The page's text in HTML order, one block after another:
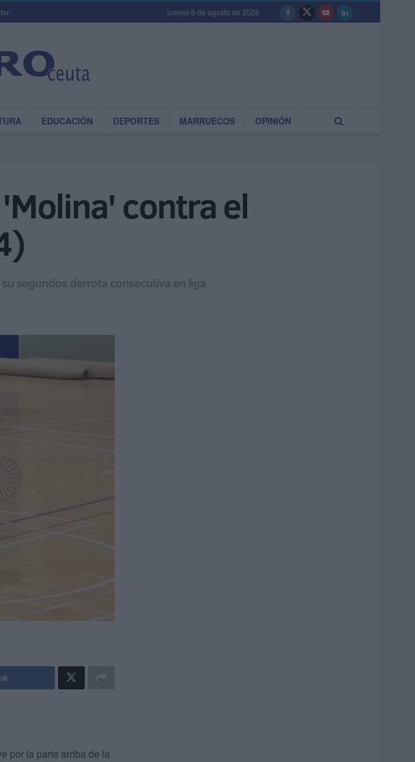
jueves 6 de agosto de 2026
EDUCACIÓN DEPORTES MARRUECOS OPINIÓN
contra el
segundos derrota consecutiva en liga
por la parte arriba de la